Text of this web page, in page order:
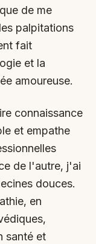
de me
palpitations
fait
et la
amoureuse.
connaissance
et empathe
de l'autre, j'ai
douces.
en
santé et